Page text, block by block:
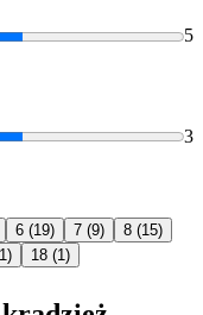
5
3
6 (19) 7 (9) 8 (15)
18 (1)